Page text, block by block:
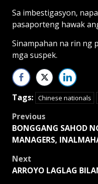
Sa imbestigasyon,
pasaporteng hawak
Sinampahan na rin ng
mga suspek.
Tags: Chinese nationals
Post
navigation
Previous
BONGGANG SAHOD
MANAGERS,
Next
ARROYO LAGLAG